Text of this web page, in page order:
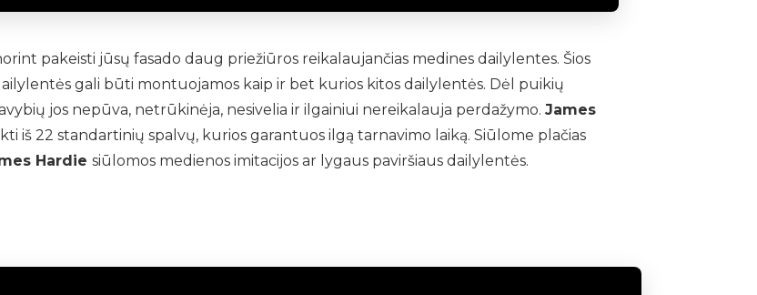
pakeisti jūsų fasado daug priežiūros reikalaujančias medines dailylentes. Šios
gali būti montuojamos kaip ir bet kurios kitos dailylentės. Dėl puikių
jos nepūva, netrūkinėja, nesivelia ir ilgainiui nereikalauja perdažymo. James
iš 22 standartinių spalvų, kurios garantuos ilgą tarnavimo laiką. Siūlome plačias
Hardie siūlomos medienos imitacijos ar lygaus paviršiaus dailylentės.